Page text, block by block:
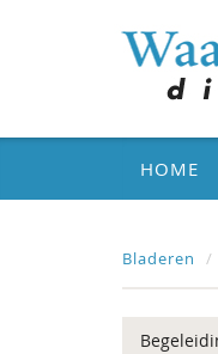
HOME
Bladeren